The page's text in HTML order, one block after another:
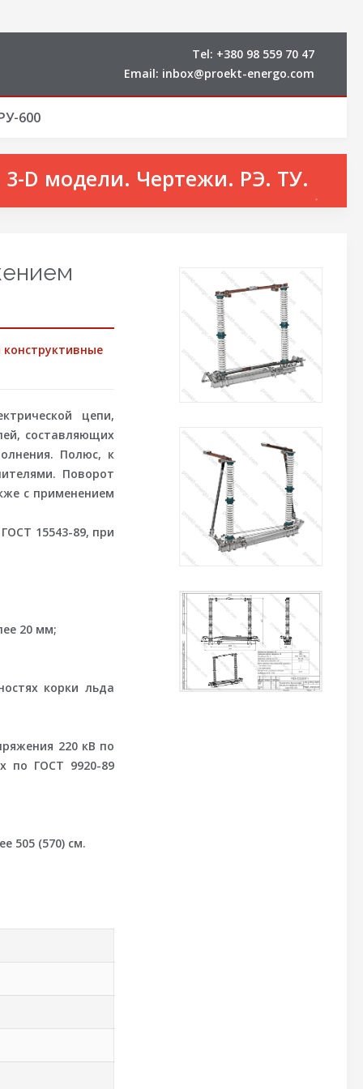
Tel: +380 98 559 70 47
Email: inbox@proekt-energo.com
600
3-D модели. Чертежи. РЭ. ТУ.
цепи,
составляющих
Полюс, к
Поворот
с применением
15543-89, при
20 мм;
корки льда
220 кВ по
по ГОСТ 9920-89
505 (570) см.